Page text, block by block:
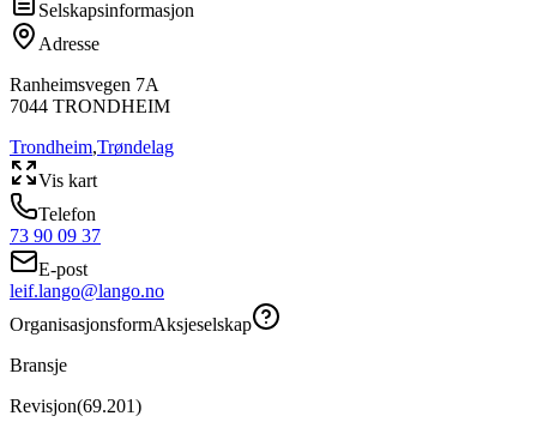
Selskapsinformasjon
Adresse
Ranheimsvegen 7A
7044 TRONDHEIM
Trondheim,Trøndelag
Vis kart
Telefon
73 90 09 37
E-post
leif.lango@lango.no
OrganisasjonsformAksjeselskap
Bransje
Revisjon(69.201)